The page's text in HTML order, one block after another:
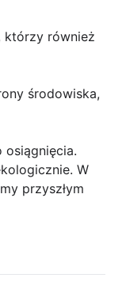
którzy również
środowiska,
W
przyszłym